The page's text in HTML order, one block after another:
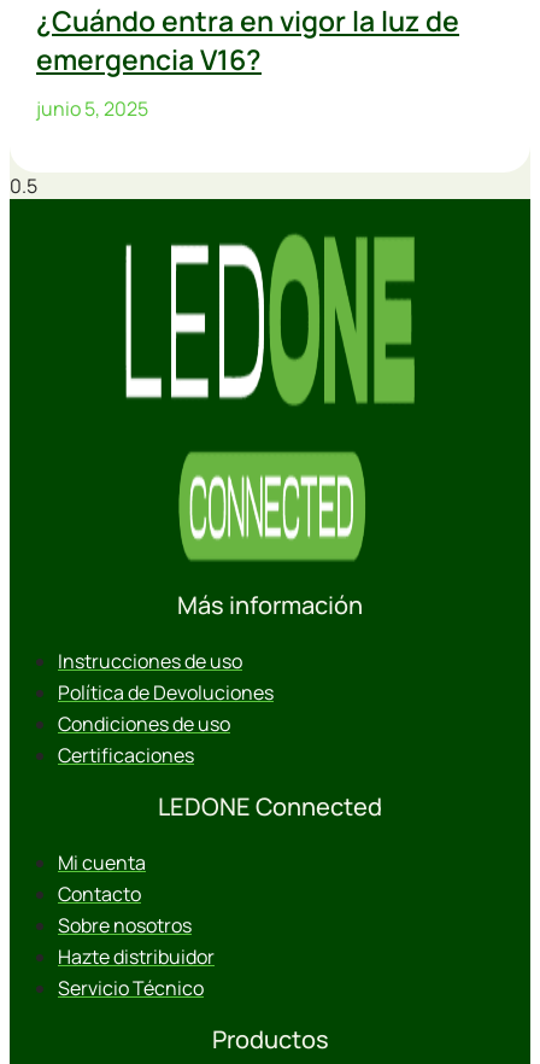
¿Cuándo entra en vigor la luz de
emergencia V16?
junio 5, 2025
Más información
Instrucciones de uso
Política de Devoluciones
Condiciones de uso
Certificaciones
LEDONE Connected
Mi cuenta
Contacto
Sobre nosotros
Hazte distribuidor
Servicio Técnico
Productos